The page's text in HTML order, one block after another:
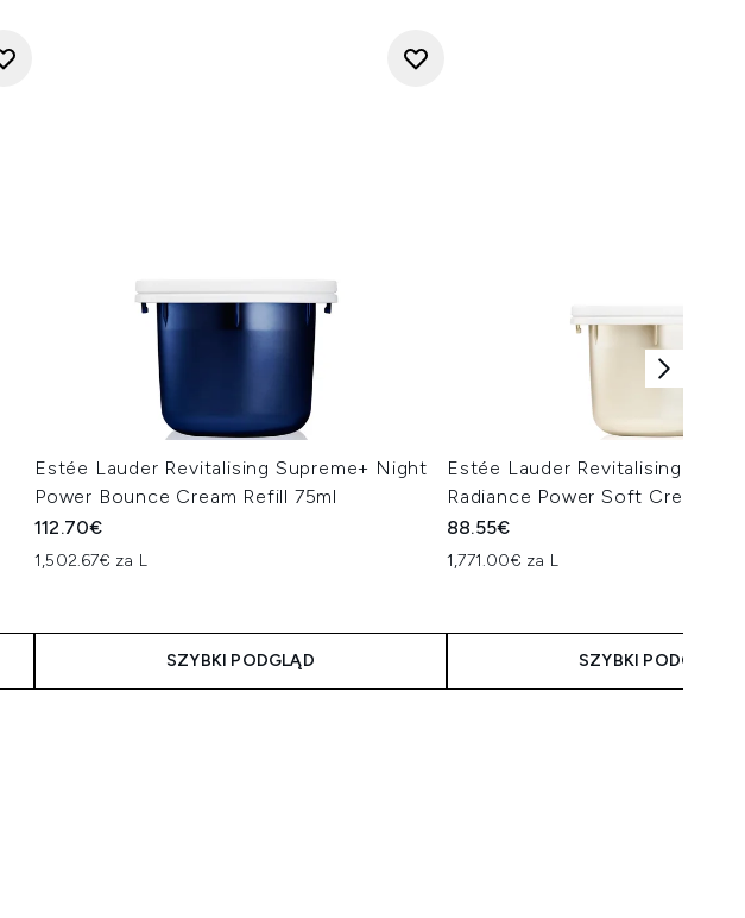
Estée Lauder Revitalising Supreme+ Night
Power Bounce Cream Refill 75ml
112.70€
1,502.67€ za L
SZYBKI PODGLĄD
Estée Lauder Revitalising
Radiance Power Soft Creme
88.55€
1,771.00€ za L
SZYBKI PODGLĄD